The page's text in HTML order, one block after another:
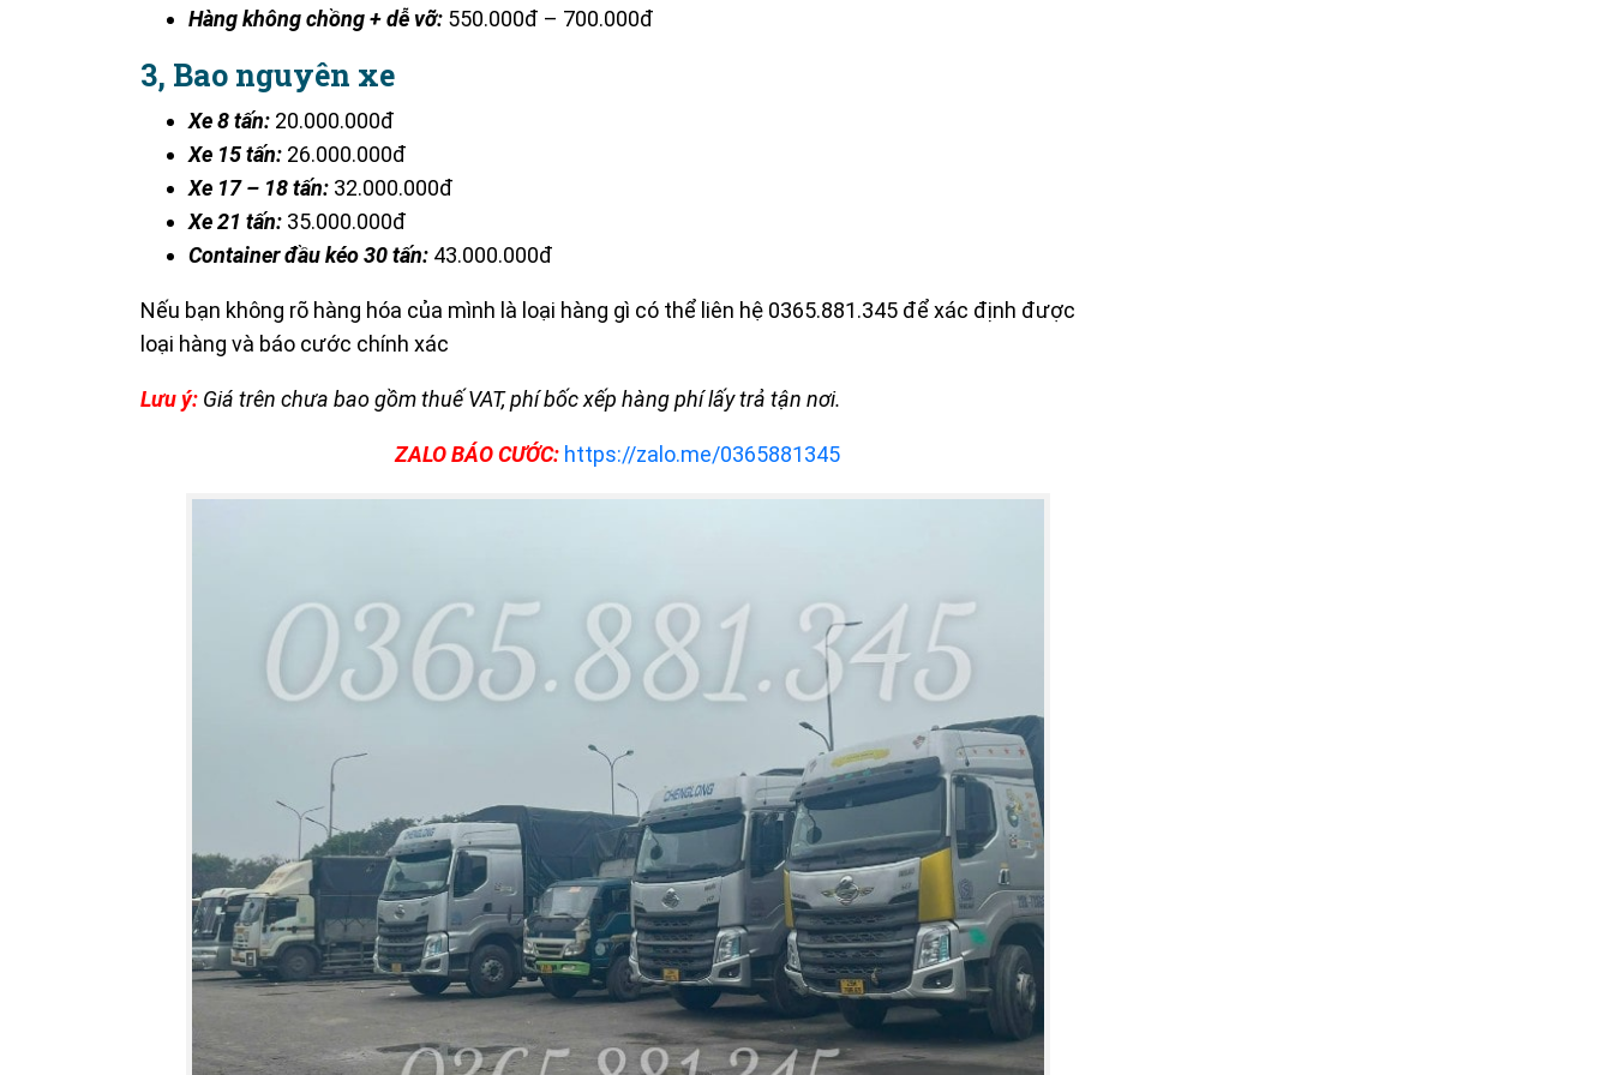
Hàng không chồng + dễ vỡ: 550.000đ – 700.000đ
3, Bao nguyên xe
Xe 8 tấn: 20.000.000đ
Xe 15 tấn: 26.000.000đ
Xe 17 – 18 tấn: 32.000.000đ
Xe 21 tấn: 35.000.000đ
Container đầu kéo 30 tấn: 43.000.000đ
Nếu bạn không rõ hàng hóa của mình là loại hàng gì có thể liên hệ 0365.881.345 để xác định được
loại hàng và báo cước chính xác
Lưu ý: Giá trên chưa bao gồm thuế VAT, phí bốc xếp hàng phí lấy trả tận nơi.
ZALO BÁO CƯỚC: https://zalo.me/0365881345